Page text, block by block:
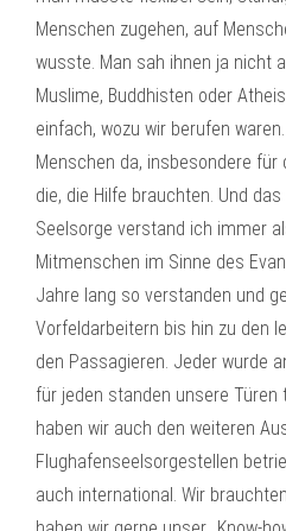
Menschen zugehen, auf
wusste. Man sah ihnen ja nicht
Muslime, Buddhisten oder
einfach, wozu wir berufen
Menschen da, insbesondere für
die, die Hilfe brauchten. Und
Seelsorge verstand ich immer
Mitmenschen im Sinne des
Jahre lang so verstanden und
Vorfeldarbeitern bis hin zu den
den Passagieren. Jeder wurde
für jeden standen unsere Türen
haben wir auch den weiteren
Flughafenseelsorgestellen
auch international. Wir